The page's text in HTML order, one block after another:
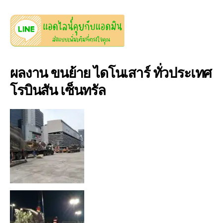
ผลงาน ขนย้าย ไดโนเสาร์ ทั่วประเทศ
โรบินสัน เซ็นทรัล